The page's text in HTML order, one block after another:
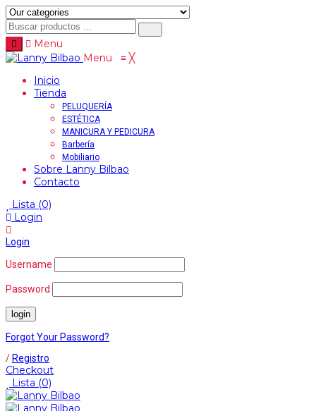
Menu
Menu ≡ ╳
Inicio
Tienda
PELUQUERÍA
ESTÉTICA
MANICURA Y PEDICURA
Barbería
Mobiliario
Sobre Lanny Bilbao
Contacto
Lista (0)
Login
Login
Username
Password
Forgot Your Password?
/ Registro
Checkout
Lista (0)